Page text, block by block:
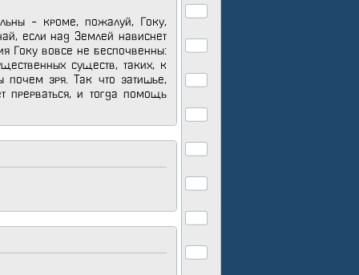
– кроме, пожалуй, Гоку,
если над Землей нависнет
Гоку вовсе не беспочвенны:
существ, таких, к
почем зря. Так что затишье,
прерваться, и тогда помощь